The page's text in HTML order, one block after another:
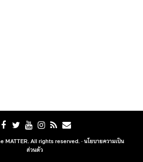
MATTER. All rights reserved. ·นโยบายความเป็น
ส่วนตัว